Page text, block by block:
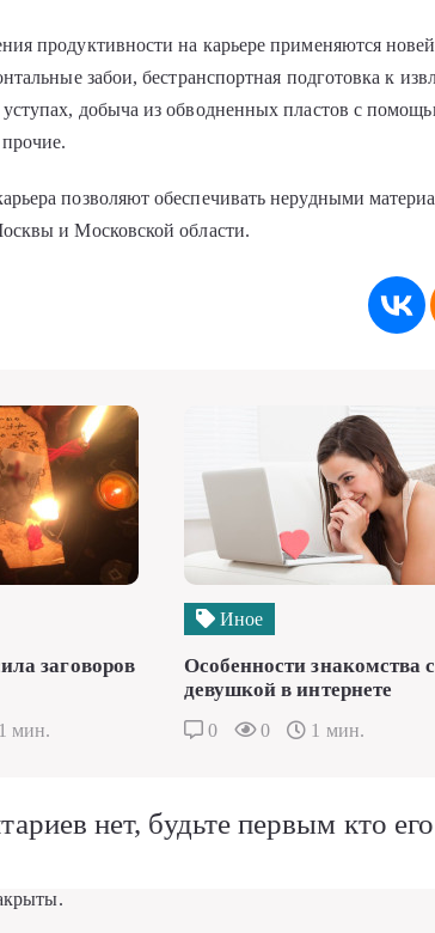
продуктивности на карьере применяются
забои, бестранспортная подготовка к
добыча из обводненных пластов с
позволяют обеспечивать нерудными
и Московской области.
заговоров
мин.
Иное
Особенности знакомства с
девушкой в интернете
0 0 1 мин.
нет, будьте первым кто